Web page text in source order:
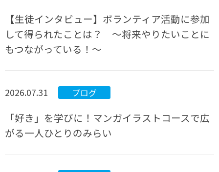
【生徒インタビュー】ボランティア活動に参加
して得られたことは？ ～将来やりたいことに
もつながっている！～
2026.07.31 ブログ
「好き」を学びに！マンガイラストコースで広
がる一人ひとりのみらい